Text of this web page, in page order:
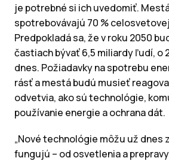
je potrebné si ich uvedomiť.
spotrebovávajú 70 %
Predpokladá sa, že v roku 2050
častiach bývať 6,5 miliardy ľudí, o
dnes. Požiadavky na spotrebu
rásť a mestá budú musieť
odvetvia, ako sú technológie,
používanie energie a ochrana dát.
„Nové technológie môžu už dnes
fungujú – od osvetlenia a